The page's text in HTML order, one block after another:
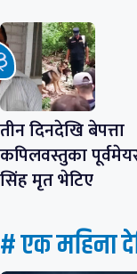
तीन दिनदेखि बेपत्ता
कपिलवस्तुका
सिंह मृत भेटिए
# एक महिना